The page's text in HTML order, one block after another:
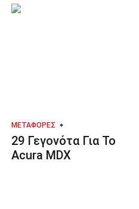
ΜΕΤΑΦΟΡΈΣ
29 Γεγονότα Για Το
Acura MDX